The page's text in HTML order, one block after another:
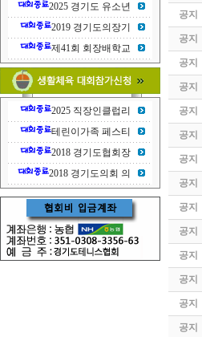
2025 경기도 유소년
2019 경기도의장기
제41회 회장배학교
2025 직장인클럽리
테린이가족 페스티
2018 경기도협회장
2018 경기도의회 의
공지
공지
공지
공지
공지
공지
공지
공지
공지
공지
공지
공지
공지
공지